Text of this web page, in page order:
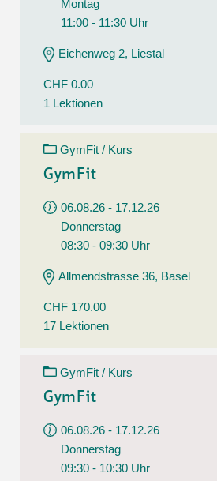
Montag
11:00 - 11:30 Uhr
Eichenweg 2, Liestal
CHF 0.00
1 Lektionen
GymFit / Kurs
GymFit
06.08.26 - 17.12.26
Donnerstag
08:30 - 09:30 Uhr
Allmendstrasse 36, Basel
CHF 170.00
17 Lektionen
GymFit / Kurs
GymFit
06.08.26 - 17.12.26
Donnerstag
09:30 - 10:30 Uhr